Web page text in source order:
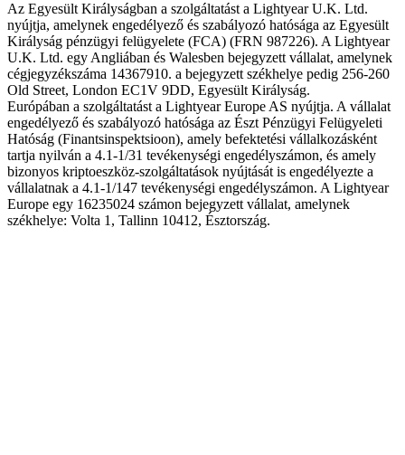
Az Egyesült Királyságban a szolgáltatást a Lightyear U.K. Ltd.
nyújtja, amelynek engedélyező és szabályozó hatósága az Egyesült
Királyság pénzügyi felügyelete (FCA) (FRN 987226). A Lightyear
U.K. Ltd. egy Angliában és Walesben bejegyzett vállalat, amelynek
cégjegyzékszáma 14367910. a bejegyzett székhelye pedig 256-260
Old Street, London EC1V 9DD, Egyesült Királyság.
Európában a szolgáltatást a Lightyear Europe AS nyújtja. A vállalat
engedélyező és szabályozó hatósága az Észt Pénzügyi Felügyeleti
Hatóság (Finantsinspektsioon), amely befektetési vállalkozásként
tartja nyilván a 4.1-1/31 tevékenységi engedélyszámon, és amely
bizonyos kriptoeszköz-szolgáltatások nyújtását is engedélyezte a
vállalatnak a 4.1-1/147 tevékenységi engedélyszámon. A Lightyear
Europe egy 16235024 számon bejegyzett vállalat, amelynek
székhelye: Volta 1, Tallinn 10412, Észtország.